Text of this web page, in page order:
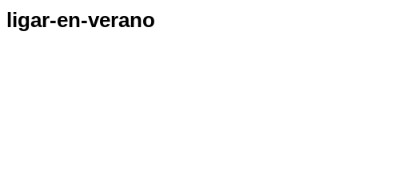
ligar-en-verano